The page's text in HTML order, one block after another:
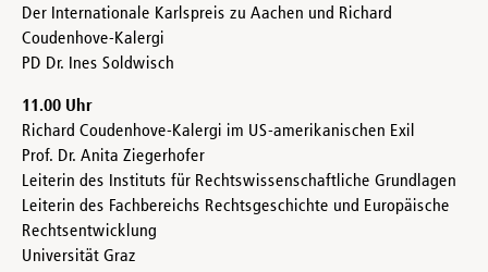
Der Internationale Karlspreis zu Aachen und Richard
Coudenhove-Kalergi
PD Dr. Ines Soldwisch
11.00 Uhr
Richard Coudenhove-Kalergi im US-amerikanischen Exil
Prof. Dr. Anita Ziegerhofer
Leiterin des Instituts für Rechtswissenschaftliche Grundlagen
Leiterin des Fachbereichs Rechtsgeschichte und Europäische
Rechtsentwicklung
Universität Graz